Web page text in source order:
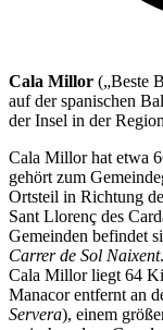
Cala Millor („Beste
auf der spanischen
der Insel in der
Cala Millor hat etwa
gehört zum
Ortsteil in Richtung
Sant Llorenç des
Gemeinden befindet
Carrer de Sol Naixent.
Cala Millor liegt 64
Manacor entfernt an
Servera), einem